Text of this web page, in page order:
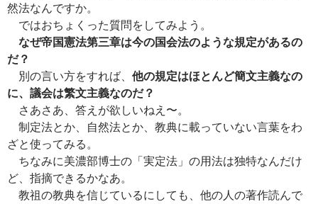
然法なんですか。
ではおちょくった質問をしてみよう。
なぜ帝国憲法第三章は今の国会法のような規定があるの
だ？
別の言い方をすれば、 他の規定はほとんど簡文主義なの
に、議会は繁文主義なのだ？
さあさあ、答えが欲しいねえ〜。
制定法とか、自然法とか、教典に載っていない言葉をわ
ざと使ってみる。
ちなみに美濃部博士の「実定法」の用法は独特なんだけ
ど、指摘できるかなあ。
教祖の教典を信じているにしても、他の人の著作読んで